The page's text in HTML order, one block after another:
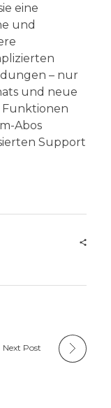
eine
und
– nur
und neue
Funktionen
Abos
Support
Next Post